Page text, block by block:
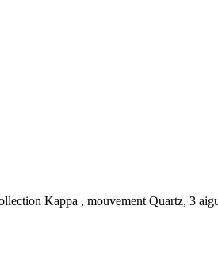
Kappa , mouvement Quartz, 3